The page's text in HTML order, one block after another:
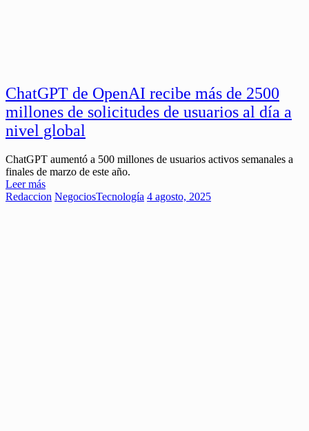
ChatGPT de OpenAI recibe más de 2500
millones de solicitudes de usuarios al día a
nivel global
ChatGPT aumentó a 500 millones de usuarios activos semanales a
finales de marzo de este año.
Leer más
Redaccion NegociosTecnología 4 agosto, 2025